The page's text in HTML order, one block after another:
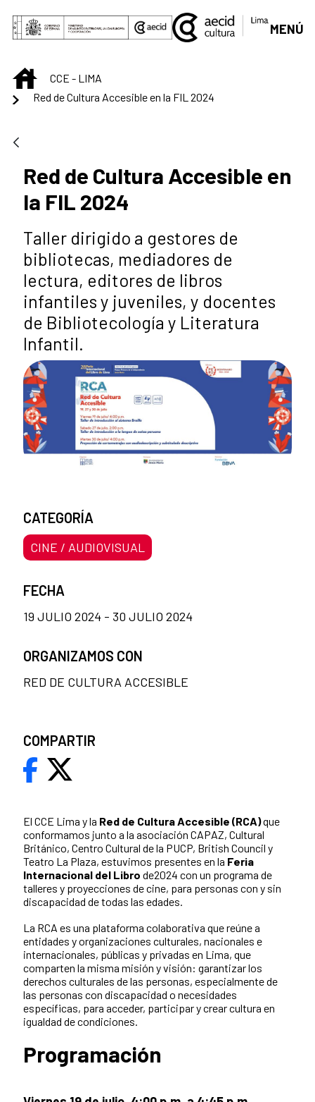
Saltar al contenido principal
MENÚ
INICIOCCE - LIMA
Red de Cultura Accesible en la FIL 2024
Red de Cultura Accesible en
la FIL 2024
Taller dirigido a gestores de
bibliotecas, mediadores de
lectura, editores de libros
infantiles y juveniles, y docentes
de Bibliotecología y Literatura
Infantil.
El CCE Lima y la Red de Cultura Accesible (RCA)que
conformamos junto a la asociación CAPAZ, Cultural
Británico, Centro Cultural de la PUCP, British Council y
Teatro La Plaza, estuvimos presentes en la Feria
Internacional del Libro de2024 con un programa de
talleres y proyecciones de cine, para personas con y sin
discapacidad de todas las edades.
La RCA es una plataforma colaborativa que reúne a
entidades y organizaciones culturales, nacionales e
internacionales, públicas y privadas en Lima, que
comparten la misma misión y visión: garantizar los
derechos culturales de las personas, especialmente de
las personas con discapacidad o necesidades
específicas, para acceder, participar y crear cultura en
igualdad de condiciones.
Programación
CATEGORÍA
CINE / AUDIOVISUAL
FECHA
19 JULIO 2024 - 30 JULIO 2024
ORGANIZAMOS CON
RED DE CULTURA ACCESIBLE
COMPARTIR